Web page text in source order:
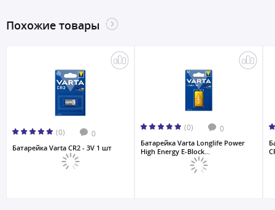
Похожие товары
(0) 0
Батарейка Varta CR2 - 3V 1 шт
(0) 0
Батарейка Varta Longlife Power
High Energy E-Block...